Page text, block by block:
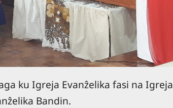
ku Igreja Evanẑelika fasi na Igreja
Bandin.